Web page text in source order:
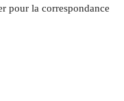
pour la correspondance